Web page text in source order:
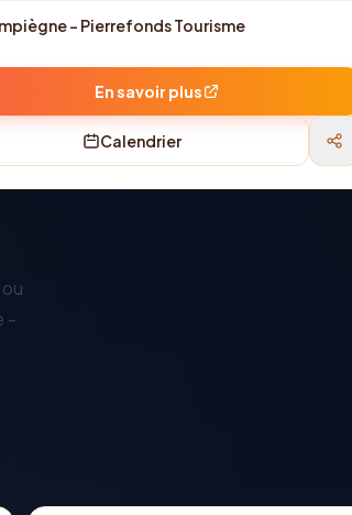
- Pierrefonds Tourisme
En savoir plus
Calendrier
-